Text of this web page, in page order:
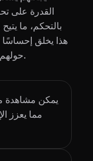
القدرة على
بالتحكم، ما
هذا يخلق إحساسًا
حولهم والتفاعل مع البيئة كما لو كانوا حاضرين فعليًا.